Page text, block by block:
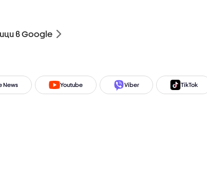
в Google
News Youtube Viber TikTok